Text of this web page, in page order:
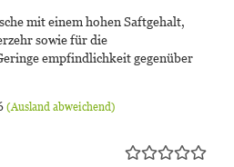
mit einem hohen Saftgehalt,
sowie für die
empfindlichkeit gegenüber
(Ausland abweichend)